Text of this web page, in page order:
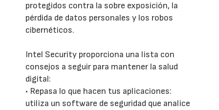
protegidos contra la sobre exposición, la
pérdida de datos personales y los robos
cibernéticos.
Intel Security proporciona una lista con
consejos a seguir para mantener la salud
digital:
• Repasa lo que hacen tus aplicaciones:
utiliza un software de seguridad que analice